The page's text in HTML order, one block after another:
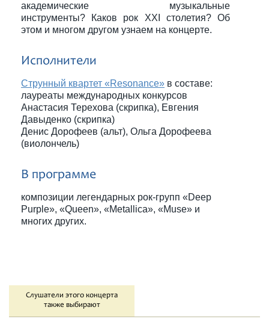
академические музыкальные
инструменты? Каков рок XXI столетия? Об
этом и многом другом узнаем на концерте.
Исполнители
Струнный квартет «Resonance» в составе:
лауреаты международных конкурсов
Анастасия Терехова (скрипка), Евгения
Давыденко (скрипка)
Денис Дорофеев (альт), Ольга Дорофеева
(виолончель)
В программе
композиции легендарных рок-групп «Deep
Purple», «Queen», «Metallica», «Muse» и
многих других.
Слушатели этого концерта
также выбирают